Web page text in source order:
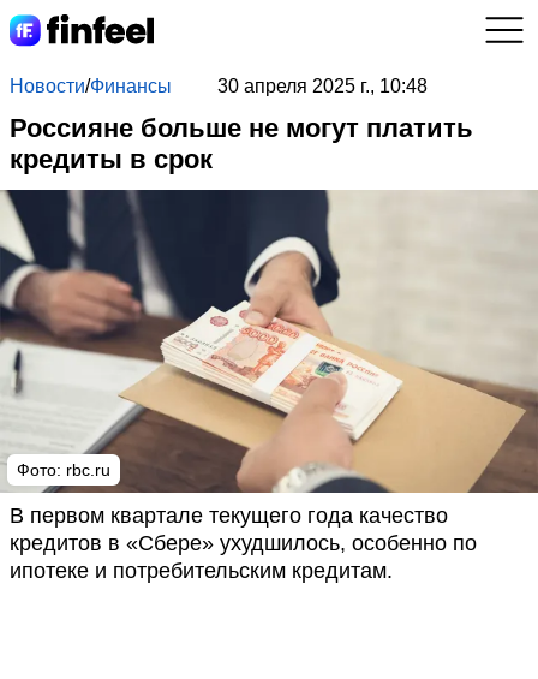
Новости/Финансы 30 апреля 2025 г., 10:48
Россияне больше не могут платить
кредиты в срок
Фото: rbc.ru
В первом квартале текущего года качество
кредитов в «Сбере» ухудшилось, особенно по
ипотеке и потребительским кредитам.